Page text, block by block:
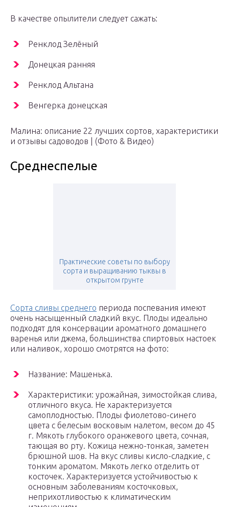
В качестве опылители следует сажать:
Ренклод Зелёный
Донецкая ранняя
Ренклод Альтана
Венгерка донецская
Малина: описание 22 лучших сортов, характеристики
и отзывы садоводов | (Фото & Видео)
Среднеспелые
Практические советы по выбору
сорта и выращиванию тыквы в
открытом грунте
Сорта сливы среднего периода поспевания имеют
очень насыщенный сладкий вкус. Плоды идеально
подходят для консервации ароматного домашнего
варенья или джема, большинства спиртовых настоек
или наливок, хорошо смотрятся на фото:
Название: Машенька.
Характеристики: урожайная, зимостойкая слива,
отличного вкуса. Не характеризуется
самоплодностью. Плоды фиолетово-синего
цвета с белесым восковым налетом, весом до 45
г. Мякоть глубокого оранжевого цвета, сочная,
тающая во рту. Кожица нежно-тонкая, заметен
брюшной шов. На вкус сливы кисло-сладкие, с
тонким ароматом. Мякоть легко отделить от
косточек. Характеризуется устойчивостью к
основным заболеваниям косточковых,
неприхотливостью к климатическим